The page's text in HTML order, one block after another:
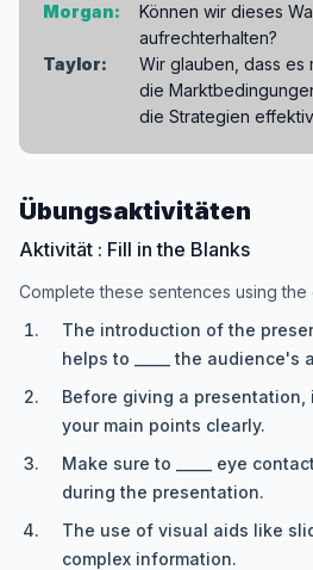
Morgan:
Können wir dieses
aufrechterhalten?
Taylor:
Wir glauben, dass es
die
die Strategien
Übungsaktivitäten
Aktivität : Fill in the Blanks
Complete these sentences using
The introduction of the
helps to _____ the audience's
Before giving a presentation,
your main points clearly.
Make sure to _____ eye
during the presentation.
The use of visual aids like
complex information.